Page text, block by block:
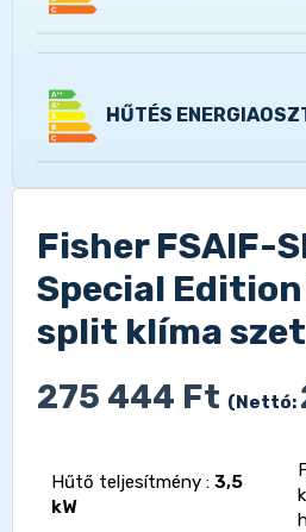
HŰTÉS
Fisher FSAIF-
Special
split klíma
275 444 Ft (Nettó:
Hűtő teljesítmény : 3,5
kW